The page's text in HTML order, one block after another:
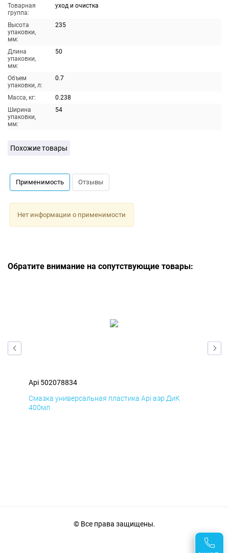
Товарная
группа:
уход и очистка
Высота
упаковки,
мм:
235
Длина
упаковки,
мм:
50
Объем
упаковки, л:
0.7
Масса, кг:
0.238
Ширина
упаковки,
мм:
54
Похожие товары
Применимость Отзывы
Нет информации о применимости
Обратите внимание на сопутствующие товары:
Api 502078834
Смазка универсальная пластика Api аэр ДиК
400мл
© Все права защищены.